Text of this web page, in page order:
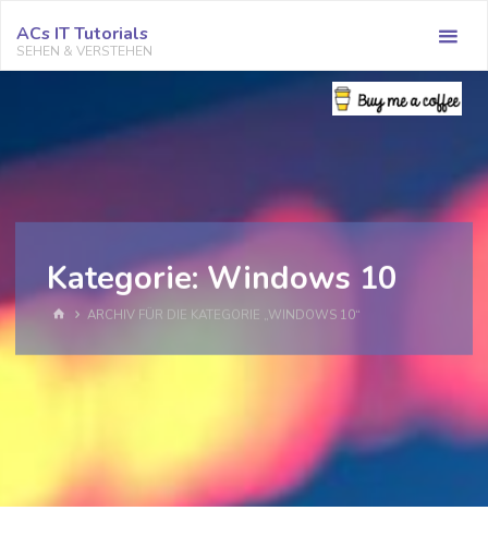
Inhalt
springen
ACs IT Tutorials
SEHEN & VERSTEHEN
Kategorie:Windows 10
START
ARCHIV FÜR DIE KATEGORIE „WINDOWS 10“